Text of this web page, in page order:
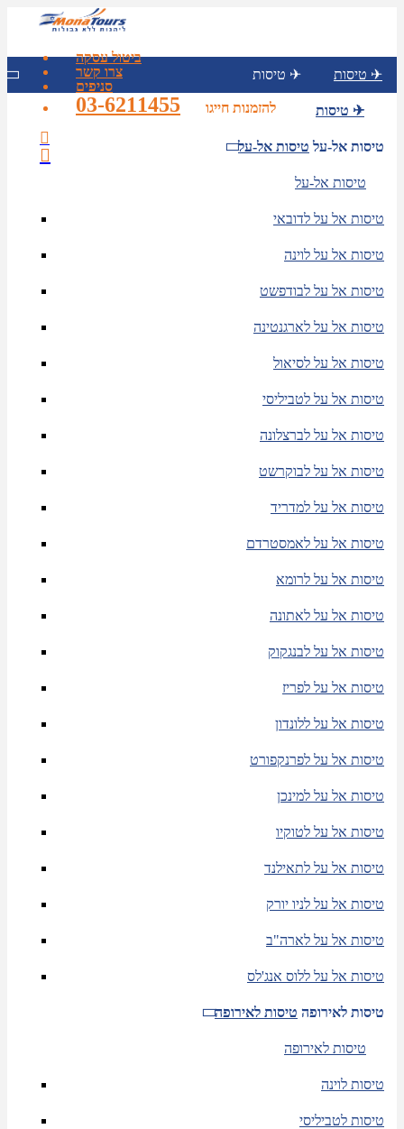
ביטול עסקה
צרו קשר
סניפים
להזמנות חייגו
03-6211455
טיסות ✈ טיסות ✈
טיסות ✈
טיסות אל-על טיסות אל-על
טיסות אל-על
טיסות אל על לדובאי
טיסות אל על לוינה
טיסות אל על לבודפשט
טיסות אל על לארגנטינה
טיסות אל על לסיאול
טיסות אל על לטביליסי
טיסות אל על לברצלונה
טיסות אל על לבוקרשט
טיסות אל על למדריד
טיסות אל על לאמסטרדם
טיסות אל על לרומא
טיסות אל על לאתונה
טיסות אל על לבנגקוק
טיסות אל על לפריז
טיסות אל על ללונדון
טיסות אל על לפרנקפורט
טיסות אל על למינכן
טיסות אל על לטוקיו
טיסות אל על לתאילנד
טיסות אל על לניו יורק
טיסות אל על לארה"ב
טיסות אל על ללוס אנג'לס
טיסות לאירופה טיסות לאירופה
טיסות לאירופה
טיסות לוינה
טיסות לטביליסי